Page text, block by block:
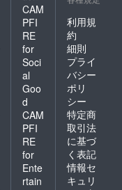
CAM
PFI
RE
for
Soci
al
Goo
d
CAM
PFI
RE
for
Ente
rtain
利用規
約
細則
プライ
バシー
ポリ
シー
特定商
取引法
に基づ
く表記
情報セ
キュリ